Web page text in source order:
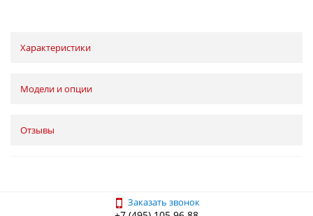
Характеристики
Модели и опции
Отзывы
Заказать звонок